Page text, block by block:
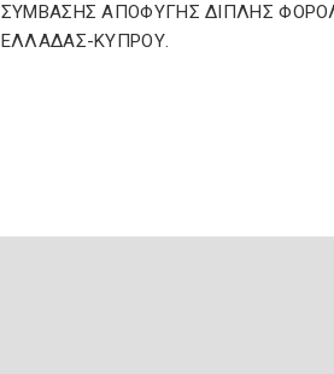
ΣΥΜΒΑΣΗΣ ΑΠΟΦΥΓΗΣ ΔΙΠΛΗΣ
ΕΛΛΑΔΑΣ-ΚΥΠΡΟΥ.